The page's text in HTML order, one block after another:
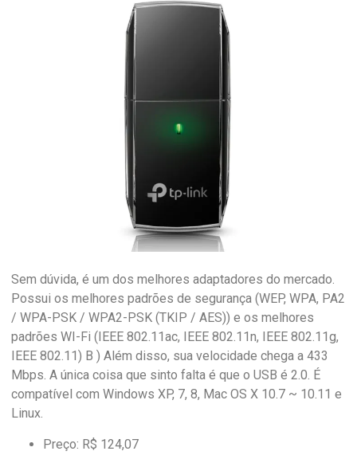
Sem dúvida, é um dos melhores adaptadores do mercado.
Possui os melhores padrões de segurança (WEP, WPA, PA2
/ WPA-PSK / WPA2-PSK (TKIP / AES)) e os melhores
padrões WI-Fi (IEEE 802.11ac, IEEE 802.11n, IEEE 802.11g,
IEEE 802.11) B ) Além disso, sua velocidade chega a 433
Mbps. A única coisa que sinto falta é que o USB é 2.0. É
compatível com Windows XP, 7, 8, Mac OS X 10.7 ~ 10.11 e
Linux.
Preço: R$ 124,07